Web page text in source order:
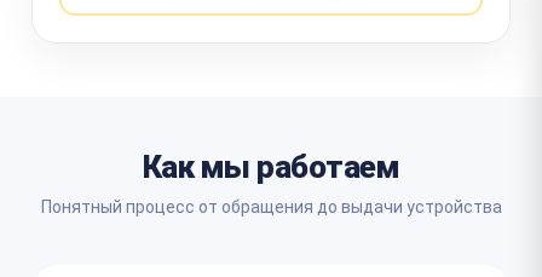
Как мы работаем
Понятный процесс от обращения до выдачи устройства